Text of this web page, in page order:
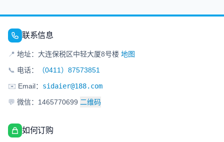
联系信息
📍 地址：大连保税区中轻大厦8号楼 地图
📞 电话：
（0411）87573851
✉️ Email： sidaier@188.com
💬 微信：1465770699 二维码
如何订购